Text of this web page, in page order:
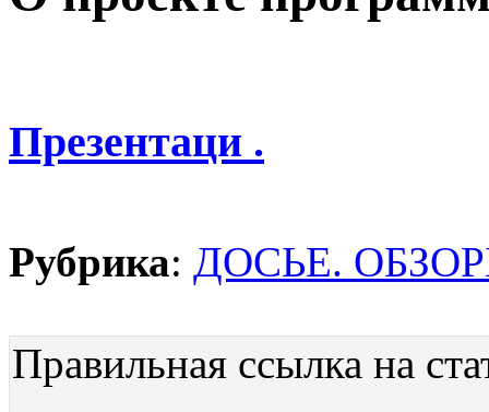
Презентаци .
Рубрика: ДОСЬЕ.
Правильная ссылка на